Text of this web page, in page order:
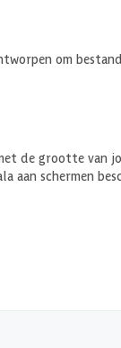
om
de grootte van
aan schermen